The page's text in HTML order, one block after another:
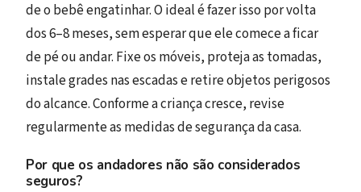
de o bebê engatinhar. O ideal é fazer isso por volta
dos 6–8 meses, sem esperar que ele comece a ficar
de pé ou andar. Fixe os móveis, proteja as tomadas,
instale grades nas escadas e retire objetos perigosos
do alcance. Conforme a criança cresce, revise
regularmente as medidas de segurança da casa.
Por que os andadores não são considerados
seguros?